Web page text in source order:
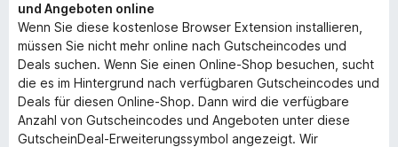
und Angeboten online
Wenn Sie diese kostenlose Browser Extension installieren,
müssen Sie nicht mehr online nach Gutscheincodes und
Deals suchen. Wenn Sie einen Online-Shop besuchen, sucht
die es im Hintergrund nach verfügbaren Gutscheincodes und
Deals für diesen Online-Shop. Dann wird die verfügbare
Anzahl von Gutscheincodes und Angeboten unter diese
GutscheinDeal-Erweiterungssymbol angezeigt. Wir